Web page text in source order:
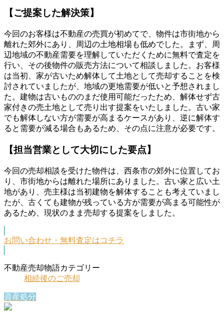
【ご提案した解決策】
今回のお客様は不動産の売買が初めてで、物件は市街地から
離れた郊外にあり、周辺の土地相場も低めでした。まず、周
辺地域の不動産需要を理解していただくために無料で査定を
行い、その後物件の販売方法について相談しました。お客様
は当初、家が古いため解体して土地として売却することを検
討されていましたが、地域の更地需要が低いと予想されまし
た。建物は古いもののまだ使用可能だったため、解体せず古
家付きの売土地として売り出す提案をいたしました。古い家
でも解体しない方が需要が高まるケースがあり、逆に解体す
ると需要が減る場合もあるため、その点に注意が必要です。
【担当営業として大切にした要点】
今回の売却相談を受けた物件は、西条市の郊外に位置してお
り、市街地からは離れた場所にありました。古い家と広い土
地があり、売主様は当初建物を解体することも考えていまし
たが、古くても建物が残っている方が需要が高まる可能性が
あるため、現状のまま売却する提案をしました。
お問い合わせ・無料査定はコチラ
不動産売却物語カテゴリー
相続後のご売却
資産処分